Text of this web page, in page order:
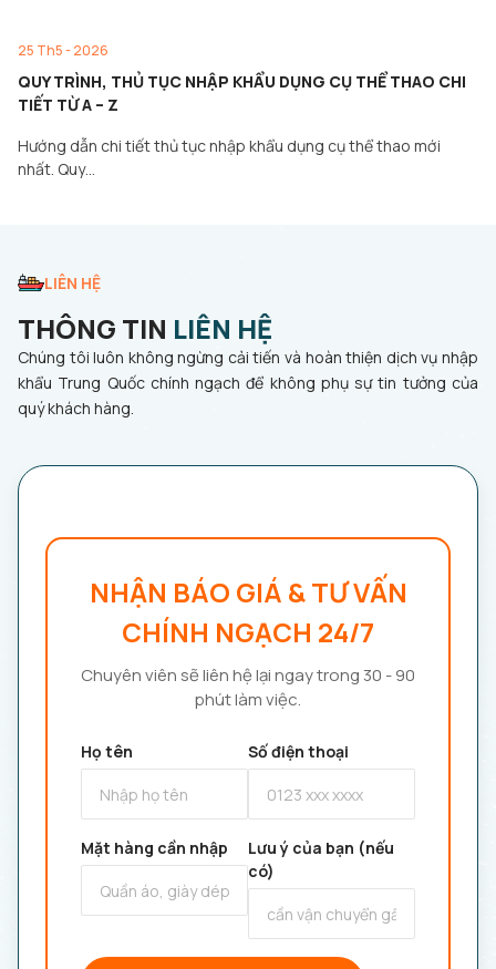
25 Th5 - 2026
QUY TRÌNH, THỦ TỤC NHẬP KHẨU DỤNG CỤ THỂ THAO CHI
TIẾT TỪ A – Z
Hướng dẫn chi tiết thủ tục nhập khẩu dụng cụ thể thao mới
nhất. Quy…
LIÊN HỆ
THÔNG TIN LIÊN HỆ
Chúng tôi luôn không ngừng cải tiến và hoàn thiện dịch vụ nhập
khẩu Trung Quốc chính ngạch để không phụ sự tin tưởng của
quý khách hàng.
NHẬN BÁO GIÁ & TƯ VẤN
CHÍNH NGẠCH 24/7
Chuyên viên sẽ liên hệ lại ngay trong 30 - 90
phút làm việc.
Họ tên Số điện thoại
Mặt hàng cần nhập
Lưu ý của bạn (nếu
có)